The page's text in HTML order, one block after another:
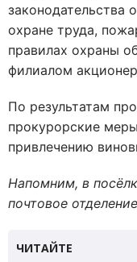
законодательства
охране труда,
правилах охраны
филиалом
По результатам
прокурорские
привлечению
Напомним, в
почтовое